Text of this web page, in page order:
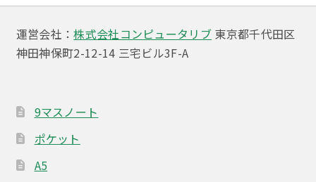
運営会社：株式会社コンピュータリブ 東京都千代田区
神田神保町2-12-14 三宅ビル3F-A
9マスノート
ポケット
A5